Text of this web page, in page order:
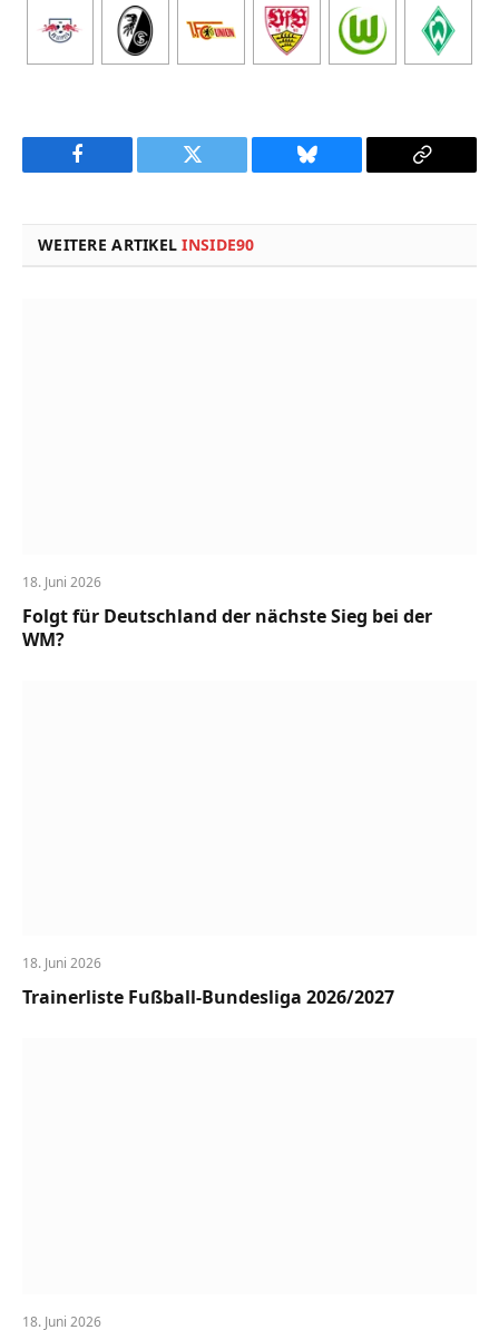
Facebook Twitter Bluesky
Copy
WEITERE ARTIKELINSIDE90
18. Juni 2026
Folgt für Deutschland der nächste Sieg bei der
WM?
18. Juni 2026
Trainerliste Fußball-Bundesliga 2026/2027
18. Juni 2026